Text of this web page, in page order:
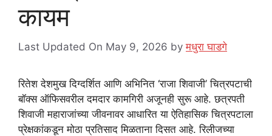
कायम
Last Updated On May 9, 2026 byमधुरा घाडगे
रितेश देशमुख दिग्दर्शित आणि अभिनित ‘राजा शिवाजी’ चित्रपटाची
बॉक्स ऑफिसवरील दमदार कामगिरी अजूनही सुरू आहे. छत्रपती
शिवाजी महाराजांच्या जीवनावर आधारित या ऐतिहासिक चित्रपटाला
प्रेक्षकांकडून मोठा प्रतिसाद मिळताना दिसत आहे. रिलीजच्या